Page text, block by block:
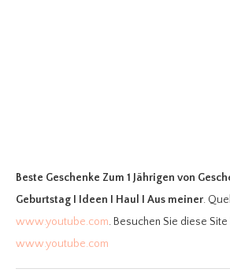
Beste Geschenke Zum 1 Jährigen von
Geburtstag I Ideen I Haul I Aus meiner.
www.youtube.com. Besuchen Sie diese
www.youtube.com